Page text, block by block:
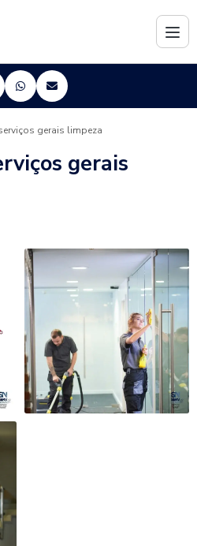
gerais limpeza
gerais